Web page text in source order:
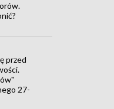
przed
27-